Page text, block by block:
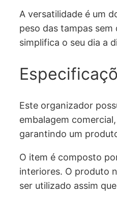
A versatilidade é um
peso das tampas
simplifica o seu dia a
Este organizador
embalagem
garantindo um
O item é composto
interiores. O produto
ser utilizado assim